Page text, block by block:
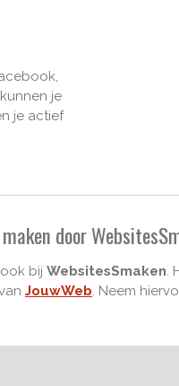
je
je actief
door
bij WebsitesSmaken.
JouwWeb. Neem